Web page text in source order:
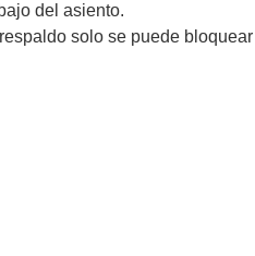
del asiento.
solo se puede